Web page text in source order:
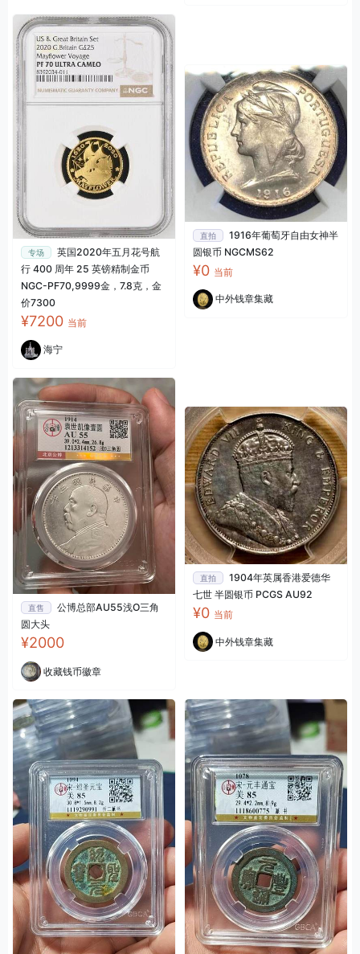
专场
英国2020年五月花号航
行 400 周年 25 英镑精制金币
NGC-PF70,9999金，7.8克，金
价7300
¥7200 当前
海宁
直拍
1916年葡萄牙自由女神半
圆银币 NGCMS62
¥0 当前
中外钱章集藏
直售
公博总部AU55浅O三角
圆大头
¥2000
收藏钱币徽章
直拍
1904年英属香港爱德华
七世 半圆银币 PCGS AU92
¥0 当前
中外钱章集藏